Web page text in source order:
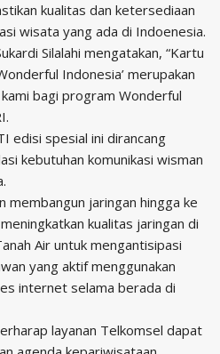
kualitas dan ketersediaan
wisata yang ada di Indoenesia.
Silalahi mengatakan, “Kartu
Indonesia’ merupakan
bagi program Wonderful
edisi spesial ini dirancang
kebutuhan komunikasi wisman
membangun jaringan hingga ke
kualitas jaringan di
Air untuk mengantisipasi
yang aktif menggunakan
internet selama berada di
layanan Telkomsel dapat